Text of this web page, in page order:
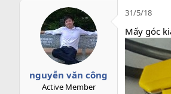
nguyễn văn công
Active Member
31/5/18
Mấy góc